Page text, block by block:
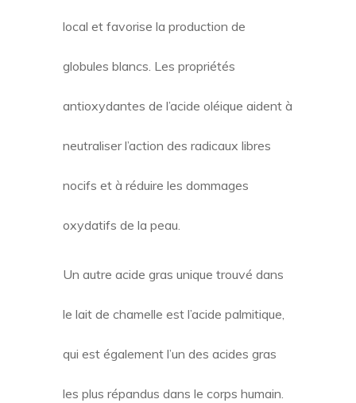
local et favorise la production de
globules blancs. Les propriétés
antioxydantes de l’acide oléique aident à
neutraliser l’action des radicaux libres
nocifs et à réduire les dommages
oxydatifs de la peau.
Un autre acide gras unique trouvé dans
le lait de chamelle est l’acide palmitique,
qui est également l’un des acides gras
les plus répandus dans le corps humain.